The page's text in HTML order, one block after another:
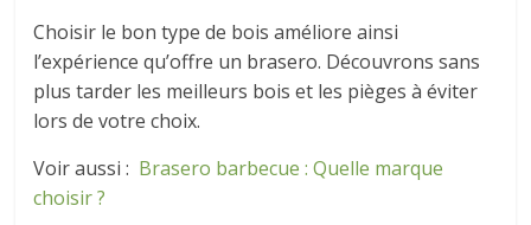
Choisir le bon type de bois améliore ainsi
l’expérience qu’offre un brasero. Découvrons sans
plus tarder les meilleurs bois et les pièges à éviter
lors de votre choix.
Voir aussi : Brasero barbecue : Quelle marque
choisir ?